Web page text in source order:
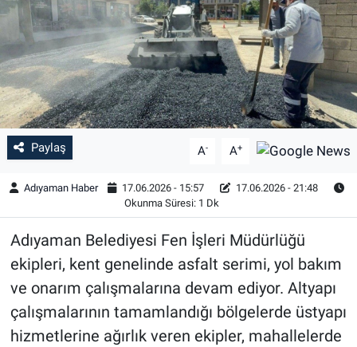
Paylaş A- A+
Adıyaman Haber 17.06.2026 - 15:57
17.06.2026 - 21:48
Okunma Süresi: 1 Dk
Adıyaman Belediyesi Fen İşleri Müdürlüğü
ekipleri, kent genelinde asfalt serimi, yol bakım
ve onarım çalışmalarına devam ediyor. Altyapı
çalışmalarının tamamlandığı bölgelerde üstyapı
hizmetlerine ağırlık veren ekipler, mahallelerde
Kültür Sanat
Eğitim
Ekonomi
Yaşam
Çevre
BİLİM VE TEKNOLOJİ
Şambayat Haber